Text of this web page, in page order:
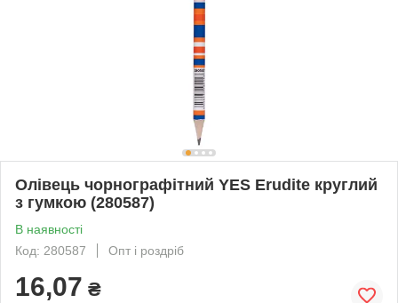
Олівець чорнографітний YES Erudite круглий
з гумкою (280587)
В наявності
Код: 280587
Опт і роздріб
16,07 ₴